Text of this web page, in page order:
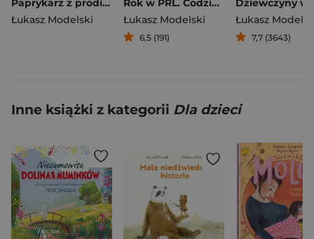
Paprykarz z prodiża
Łukasz Modelski
Rok w PRL. Codzienność na kartki
Łukasz Modelski
6,5 (191)
Łukasz
7,7 (3643)
Inne książki z kategorii Dla dzieci